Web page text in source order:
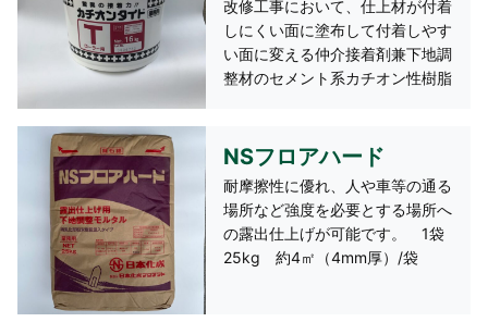
3.9～11.7㎡（1～3mm）/缶
改修工事において、仕上材が付着
しにくい面に塗布して付着しやす
い面に変える仲介接着剤兼下地調
整材のセメント系カチオン性樹脂
ム、ステンレス、亜鉛メッキ、油
面、フッ素樹脂、シリコン樹脂、
撥水剤、ワックス塗布面、軟質
面、各種防水面 1缶16kg 約10
㎡（1mm）/缶
NSフロアハード
耐摩擦性に優れ、人や車等の通る
場所など強度を必要とする場所へ
の露出仕上げが可能です。 1袋
25kg 約4㎡（4mm厚）/袋